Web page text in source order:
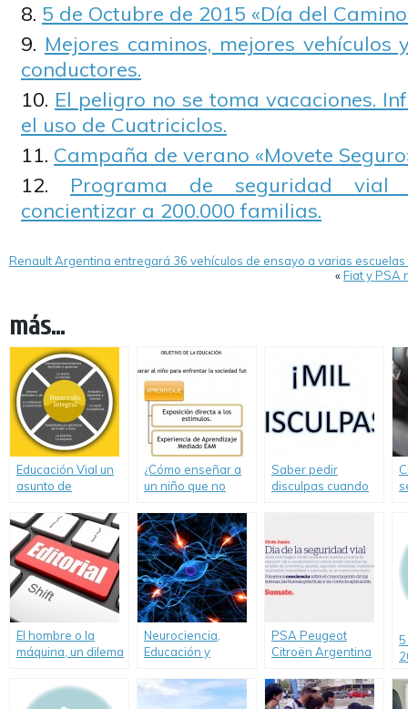
5 de Octubre de 2015 «Día del
Mejores caminos, mejores vehículos
conductores.
El peligro no se toma vacaciones.
el uso de Cuatriciclos.
Campaña de verano «Movete
Programa de seguridad
concientizar a 200.000 familias.
Renault Argentina entregará 36 vehículos de ensayo a varias
«Fiat y PSA
más...
Educación Vial un
asunto de
integral
¿Cómo enseñar a
un niño que no
cuatriciclo ?
Saber pedir
disculpas cuando
El hombre o la
máquina, un dilema
Neurociencia,
Educación y
PSA Peugeot
Citroën Argentina
Seguridad Vial y
refuerza su
5